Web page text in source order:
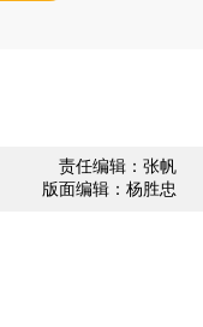
责任编辑：张帆
版面编辑：杨胜忠